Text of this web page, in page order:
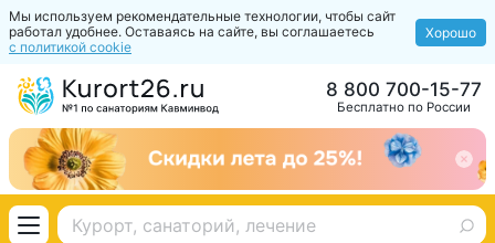
Мы используем рекомендательные технологии, чтобы сайт
работал удобнее. Оставаясь на сайте, вы соглашаетесь
с политикой cookie
Хорошо
Бесплатно по России
8 800 700-15-77